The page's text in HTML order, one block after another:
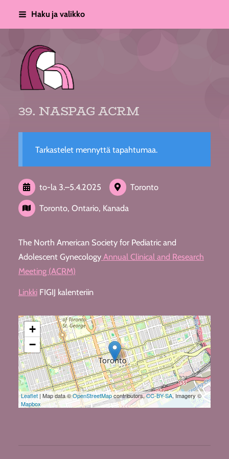
Siirry
sivun
Haku ja valikko
Suomen Lapsi- ja
39. NASPAG ACRM
Tarkastelet mennyttä tapahtumaa.
to-la 3.–5.4.2025 Toronto
Toronto, Ontario, Kanada
The North American Society for Pediatric and
Adolescent GynecologyAnnual Clinical and Research
Meeting (ACRM)
LinkkiFIGIJ kalenteriin
+
−
Leaflet| Map data ©OpenStreetMapcontributors,CC-BY-SA, Imagery ©
Mapbox